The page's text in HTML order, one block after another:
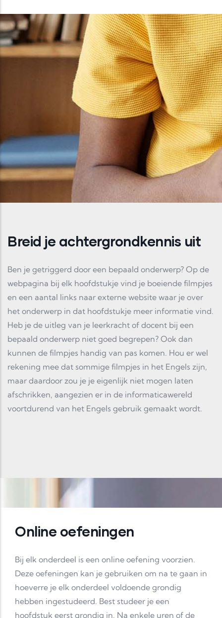
Breid je achtergrondkennis uit
Ben je getriggerd door een bepaald onderwerp? Op de
webpagina bij elk hoofdstukje vind je boeiende filmpjes
en een aantal links naar externe website waar je over
het onderwerp in dat hoofdstukje meer informatie vind.
Heb je de uitleg van je leerkracht of docent bij een
bepaald onderwerp niet goed begrepen? Ook dan
kunnen de filmpjes handig van pas komen. Hou er wel
rekening mee dat sommige filmpjes in het Engels zijn,
maar daardoor zou je je eigenlijk niet mogen laten
afschrikken, aangezien er in de informaticawereld
voortdurend van het Engels gebruik gemaakt wordt.
Online oefeningen
Bij elk onderdeel is een online oefening voorzien.
Deze oefeningen kan je gebruiken om na te gaan in
hoeverre je elk onderdeel voldoende grondig
hebben ingestudeerd. Best studeer je een
hoofdstuk eerst grondig in. Na enkele uren of de